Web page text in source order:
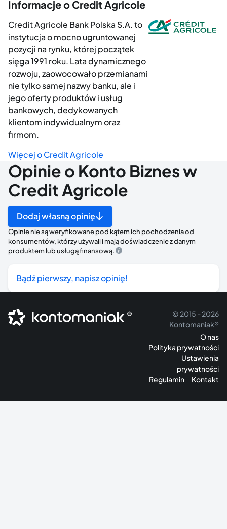
Informacje o Credit Agricole
Credit Agricole Bank Polska S.A. to
instytucja o mocno ugruntowanej
pozycji na rynku, której początek
sięga 1991 roku. Lata dynamicznego
rozwoju, zaowocowało przemianami
nie tylko samej nazwy banku, ale i
jego oferty produktów i usług
bankowych, dedykowanych
klientom indywidualnym oraz
firmom.
Więcej o Credit Agricole
Opinie o Konto Biznes w
Credit Agricole
Dodaj własną opinię
Opinie nie są weryfikowane pod kątem ich pochodzenia od
konsumentów, którzy używali i mają doświadczenie z danym
produktem lub usługą finansową.
Bądź pierwszy, napisz opinię!
®
© 2015 - 2026
Kontomaniak®
O nas
Polityka prywatności
Ustawienia
prywatności
Regulamin
Kontakt